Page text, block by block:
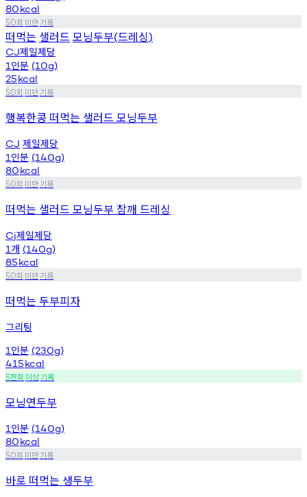
80kcal
50회 미만기록
떠먹는 샐러드 모닝두부(드레싱)
CJ제일제당
1 인분 (10g)
25kcal
50회 미만기록
행복한콩 떠먹는 샐러드 모닝두부
CJ 제일제당
1 인분 (140g)
80kcal
50회 미만기록
떠먹는 샐러드 모닝두부 참깨 드레싱
Cj제일제당
1 개 (140g)
85kcal
50회 미만기록
떠먹는 두부피자
그리팅
1 인분 (230g)
415kcal
5천회 이상기록
모닝연두부
1 인분 (140g)
80kcal
50회 미만기록
바로 떠먹는 생두부